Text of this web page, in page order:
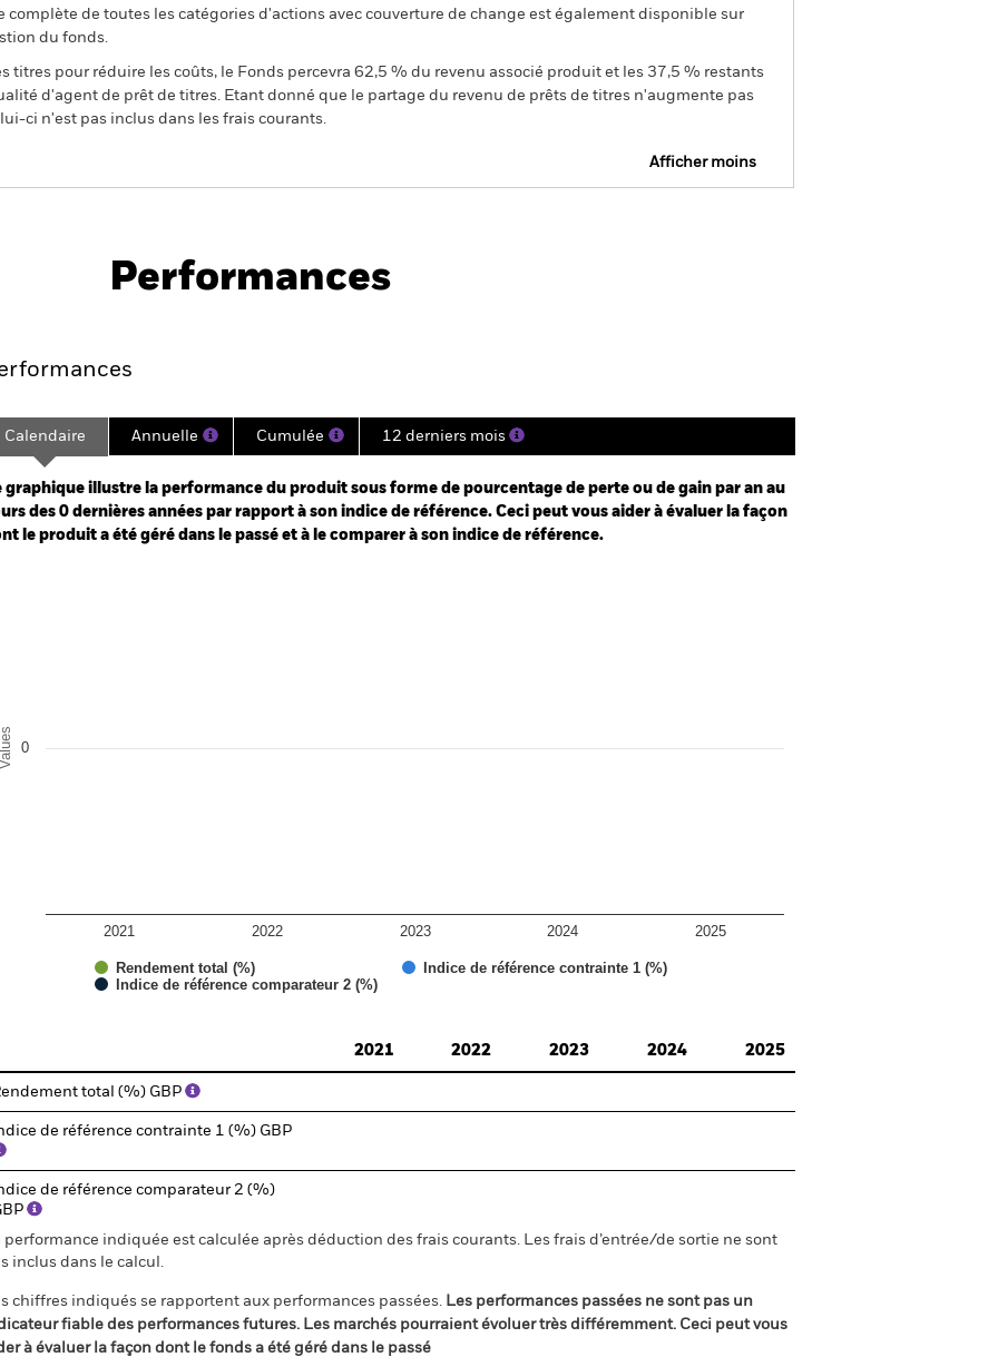
de toutes les catégories d'actions avec couverture de change est également disponible sur
du fonds.
titres pour réduire les coûts, le Fonds percevra 62,5 % du revenu associé produit et les 37,5 % restants
d'agent de prêt de titres. Etant donné que le partage du revenu de prêts de titres n'augmente pas
ci n'est pas inclus dans les frais courants.
Afficher moins
Performances
2025-04-30 00:00:00 to 2026-07-31 00:00:00.
0 to 120.
Calendaire Annuelle Cumulée 12 derniers mois
graphique illustre la performance du produit sous forme de pourcentage de perte ou de gain par an au
des 0 dernières années par rapport à son indice de référence. Ceci peut vous aider à évaluer la façon
le produit a été géré dans le passé et à le comparer à son indice de référence.
Values
Rendement total (%)
Indice de référence contrainte 1 (%)
Indice de référence comparateur 2 (%)
2021 2022 2023 2024 2025
0
2021
2022 2023 2024 2025
total (%) GBP
de référence contrainte 1 (%) GBP
de référence comparateur 2 (%)
performance indiquée est calculée après déduction des frais courants. Les frais d’entrée/de sortie ne sont
inclus dans le calcul.
chiffres indiqués se rapportent aux performances passées. Les performances passées ne sont pas un
fiable des performances futures. Les marchés pourraient évoluer très différemment. Ceci peut vous
à évaluer la façon dont le fonds a été géré dans le passé